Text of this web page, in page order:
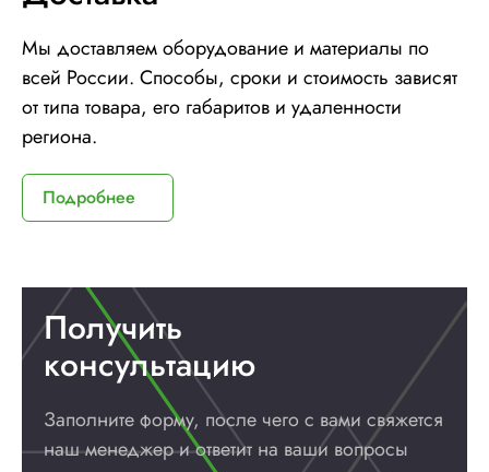
Мы доставляем оборудование и материалы по
всей России. Способы, сроки и стоимость зависят
от типа товара, его габаритов и удаленности
региона.
Подробнее
Получить
консультацию
Заполните форму, после чего с вами свяжется
наш менеджер и ответит на ваши вопросы